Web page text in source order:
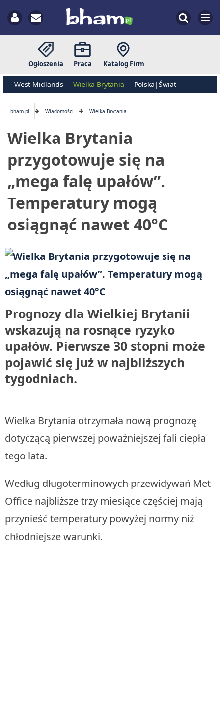
Ogłoszenia Praca Katalog Firm
West Midlands Wielka Brytania Polska|Świat
bham.pl Wiadomości Wielka Brytania
Wielka Brytania
przygotowuje się na
„mega falę upałów”.
Temperatury mogą
osiągnąć nawet 40°C
Prognozy dla Wielkiej Brytanii
wskazują na rosnące ryzyko
upałów. Pierwsze 30 stopni może
pojawić się już w najbliższych
tygodniach.
Wielka Brytania otrzymała nową prognozę
dotyczącą pierwszej poważniejszej fali ciepła
tego lata.
Według długoterminowych przewidywań Met
Office najbliższe trzy miesiące częściej mają
przynieść temperatury powyżej normy niż
chłodniejsze warunki.